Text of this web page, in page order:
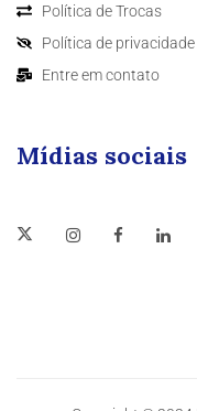
Política de Trocas
Política de privacidade
Entre em contato
Mídias sociais